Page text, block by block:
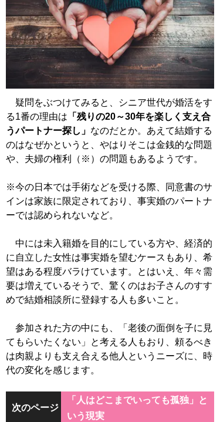
疑問をぶつけてみると、シニア世代が婚活をす
る1番の理由は 「残りの20～30年を楽しく支え合
うパートナー探し」 なのだとか。あえて結婚する
のはなぜかというと、やはりそこは金銭的な問題
や、夫婦の権利（※）の問題もあるようです。
※今の日本では手術などを受ける際、同意書のサ
インは家族に限定されており、事実婚のパートナ
ーでは認められないなど。
中には未入籍婚を目的にしている方や、経済的
に自立した女性は事実婚を望むケースもあり、希
望はある程度バラけています。とはいえ、年々需
要は増えているそうで、驚くのはお子さんのすす
めで結婚相談所に登録する人も多いこと。
参加された方の中にも、「老後の面倒を子に見
てもらいたくない」と考える人もおり、頼るべき
は肉親よりも支え合える他人というニーズに、時
代の変化を感じます。
次のページ
「人はどこまでいっても孤独」と
いう現実